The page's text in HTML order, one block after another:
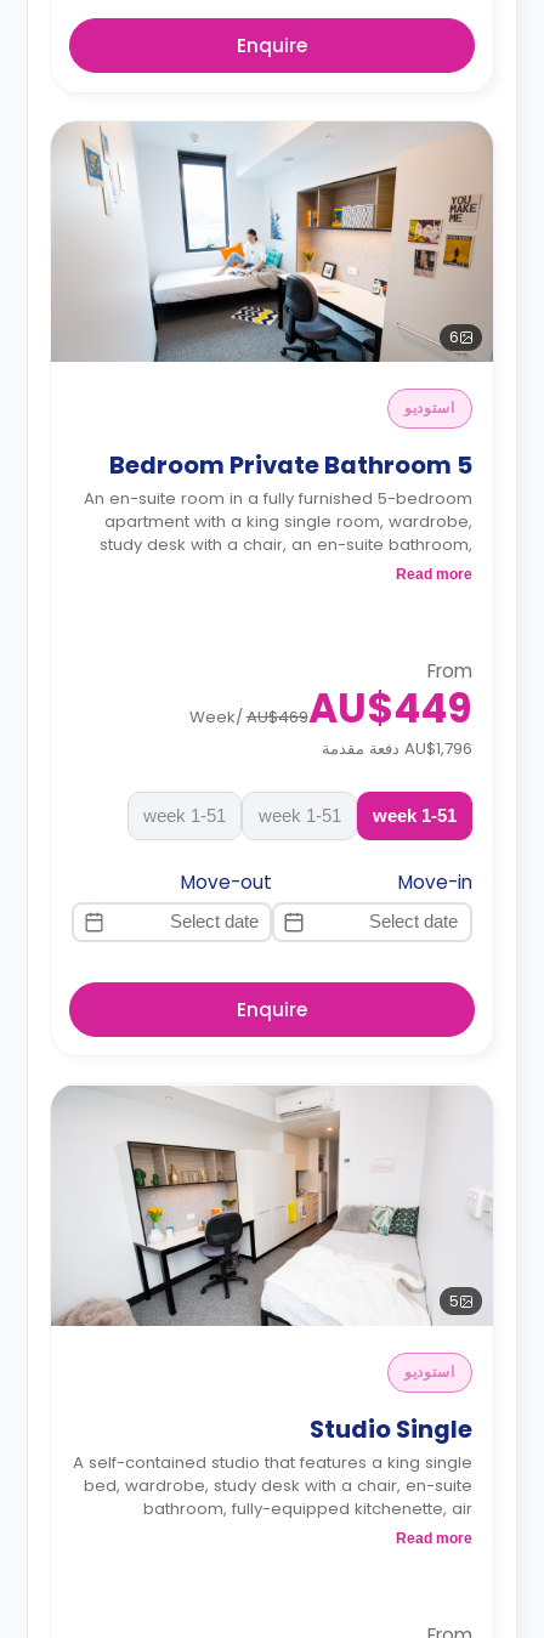
Enquire
6
استوديو
5 Bedroom Private Bathroom
An en-suite room in a fully furnished 5-bedroom
apartment with a king single room, wardrobe,
study desk with a chair, an en-suite bathroom,
shared communal area with 40” LED SmartTV,
Read more
From
AU$449
AU$469
/
Week
AU$1,796 دفعة مقدمة
1-51 week
1-51 week
1-51 week
Move-in
Move-out
Enquire
5
استوديو
Studio Single
A self-contained studio that features a king single
bed, wardrobe, study desk with a chair, en-suite
bathroom, fully-equipped kitchenette, air
conditioning, and heating.
Read more